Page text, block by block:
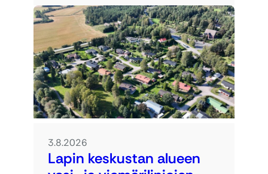
3.8.2026
Lapin keskustan alueen